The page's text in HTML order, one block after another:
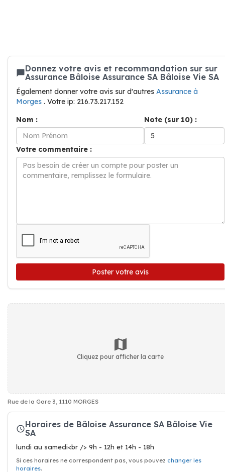
Donnez votre avis et recommandation sur sur
Assurance Bâloise Assurance SA Bâloise Vie SA
Également donner votre avis sur d'autres Assurance à
Morges . Votre ip: 216.73.217.152
Nom :
Note (sur 10) :
Votre commentaire :
Poster votre avis
Cliquez pour afficher la carte
Rue de la Gare 3, 1110 MORGES
Horaires de Bâloise Assurance SA Bâloise Vie
SA
lundi au samedi<br /> 9h - 12h et 14h - 18h
Si ces horaires ne correspondent pas, vous pouvez changer les
horaires.